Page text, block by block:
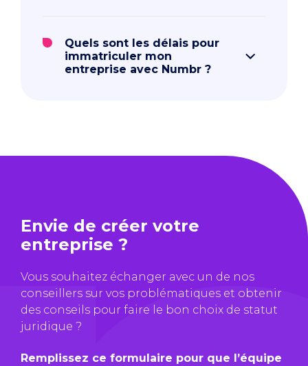
Quels sont les délais pour
immatriculer mon
entreprise avec Numbr ?
Envie de créer votre
entreprise ?
Vous souhaitez échanger avec un de nos
conseillers sur vos problématiques et obtenir
des conseils pour faire le bon choix de statut
juridique ?
Remplissez ce formulaire pour que l’équipe